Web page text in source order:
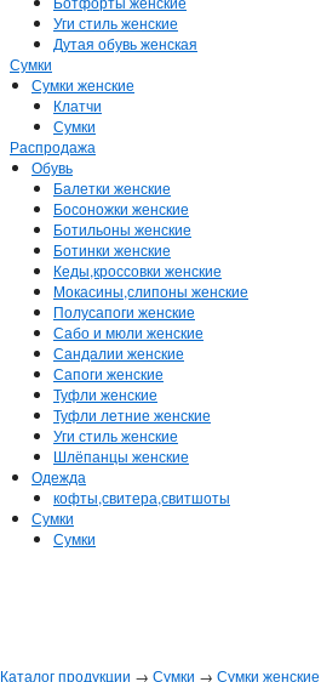
Уги стиль женские
Дутая обувь женская
Сумки
Сумки женские
Клатчи
Сумки
Распродажа
Обувь
Балетки женские
Босоножки женские
Ботильоны женские
Ботинки женские
Кеды,кроссовки женские
Мокасины,слипоны женские
Полусапоги женские
Сабо и мюли женские
Сандалии женские
Сапоги женские
Туфли женские
Туфли летние женские
Уги стиль женские
Шлёпанцы женские
Одежда
кофты,свитера,свитшоты
Сумки
Сумки
Каталог продукции → Сумки → Сумки женские